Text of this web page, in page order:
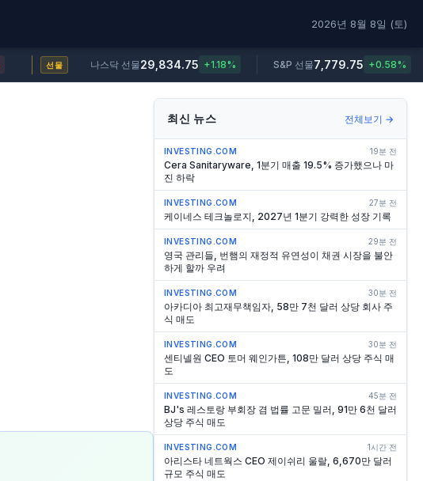
2026년 8월 8일 (토)
선물 나스닥 선물29,834.75 +1.18% S&P 선물7,779.75 +0.58%
최신 뉴스 전체보기 →
INVESTING.COM 19분 전
Cera Sanitaryware, 1분기 매출 19.5% 증가했으나 마
진 하락
INVESTING.COM 27분 전
케이네스 테크놀로지, 2027년 1분기 강력한 성장 기록
INVESTING.COM 29분 전
영국 관리들, 번햄의 재정적 유연성이 채권 시장을 불안
하게 할까 우려
INVESTING.COM 30분 전
아카디아 최고재무책임자, 58만 7천 달러 상당 회사 주
식 매도
INVESTING.COM 30분 전
센티넬원 CEO 토머 웨인가튼, 108만 달러 상당 주식 매
도
INVESTING.COM 45분 전
BJ's 레스토랑 부회장 겸 법률 고문 밀러, 91만 6천 달러
상당 주식 매도
INVESTING.COM 1시간 전
아리스타 네트웍스 CEO 제이쉬리 울랄, 6,670만 달러
규모 주식 매도